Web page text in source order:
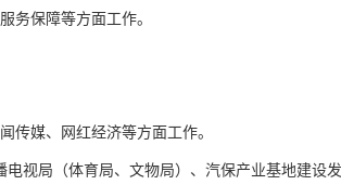
务保障等方面工作。
传媒、网红经济等方面工作。
视局（体育局、文物局）、汽保产业基地建设